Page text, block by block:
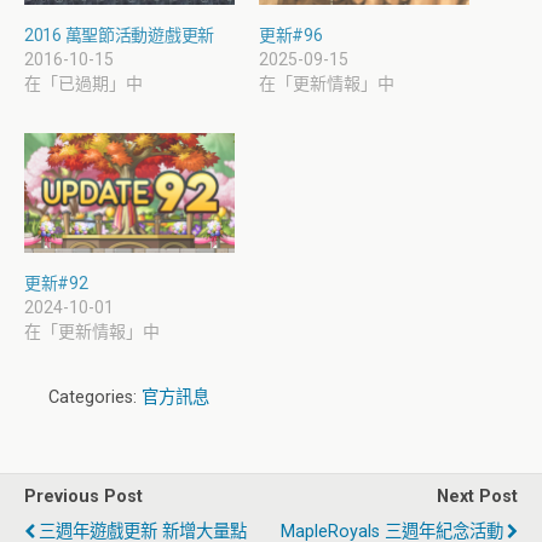
2016 萬聖節活動遊戲更新
2016-10-15
在「已過期」中
更新#96
2025-09-15
在「更新情報」中
更新#92
2024-10-01
在「更新情報」中
Categories: 官方訊息
Previous Post
三週年遊戲更新 新增大量點
Next Post
MapleRoyals 三週年紀念活動